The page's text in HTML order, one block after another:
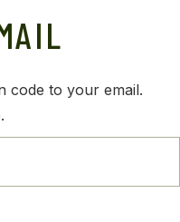
code to your email.